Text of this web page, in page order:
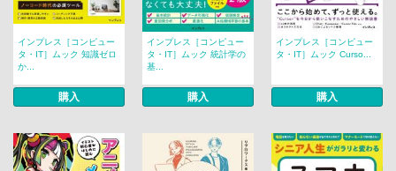
インプレス［コンピュー
タ・IT］ムック 知識ゼロ
か...
購入
インプレス［コンピュー
タ・IT］ムック 統計学の
基...
購入
インプレス［コンピュー
タ・IT］ムック Curso...
購入